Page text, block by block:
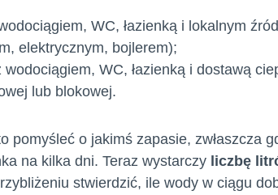
WC, łazienką i lokalnym
elektrycznym, bojlerem);
WC, łazienką i dostawą
lub blokowej.
pomyśleć o jakimś zapasie, zwłaszcza
na kilka dni. Teraz wystarczy liczbę
stwierdzić, ile wody w ciągu